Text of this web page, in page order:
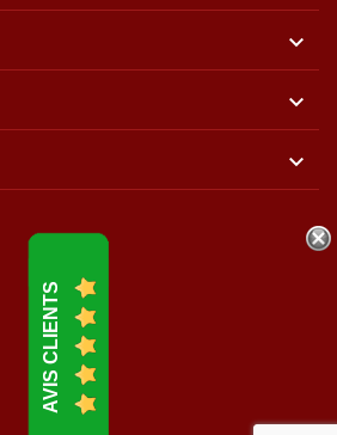



AVIS CLIENTS